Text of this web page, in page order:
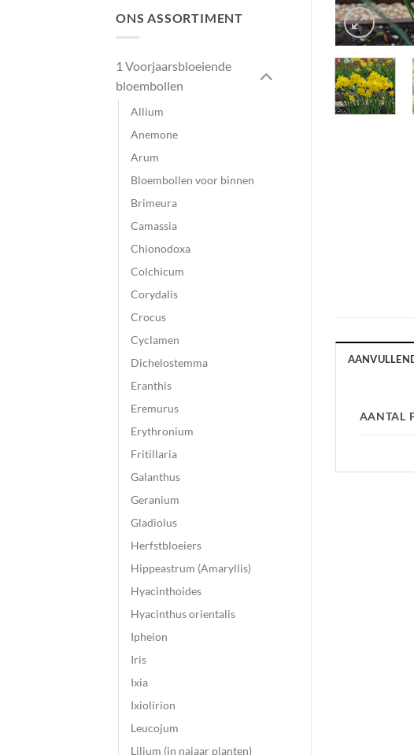
ONS ASSORTIMENT
1 Voorjaarsbloeiende
bloembollen
Allium
Anemone
Arum
Bloembollen voor binnen
Brimeura
Camassia
Chionodoxa
Colchicum
Corydalis
Crocus
Cyclamen
Dichelostemma
Eranthis
Eremurus
Erythronium
Fritillaria
Galanthus
Geranium
Gladiolus
Herfstbloeiers
Hippeastrum (Amaryllis)
Hyacinthoides
Hyacinthus orientalis
Ipheion
Iris
Ixia
Ixiolirion
Leucojum
Lilium (in najaar planten)
AANTAL